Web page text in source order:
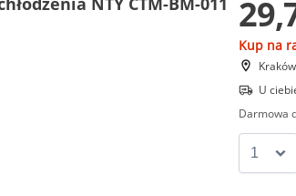
Kup na
U
Darmowa